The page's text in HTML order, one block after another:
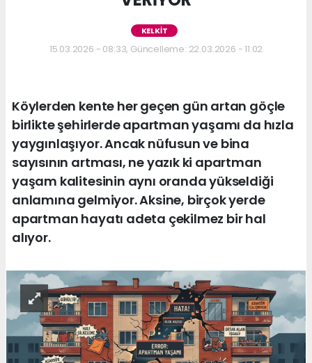
KELKİT
15.03.2026 - 08:33, Güncelleme: 22.03.2026 - 11:02
Köylerden kente her geçen gün artan göçle
birlikte şehirlerde apartman yaşamı da hızla
yaygınlaşıyor. Ancak nüfusun ve bina
sayısının artması, ne yazık ki apartman
yaşam kalitesinin aynı oranda yükseldiği
anlamına gelmiyor. Aksine, birçok yerde
apartman hayatı adeta çekilmez bir hal
alıyor.